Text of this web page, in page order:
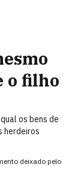
o filho
os bens de
herdeiros
deixado pelo